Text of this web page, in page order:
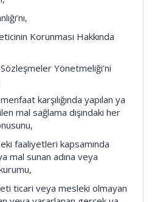
Korunması Hakkında
Yönetmeliği’ni
karşılığında yapılan ya
mal sağlama dışındaki her
faaliyetleri kapsamında
mal sunan adına veya
ticari veya mesleki olmayan